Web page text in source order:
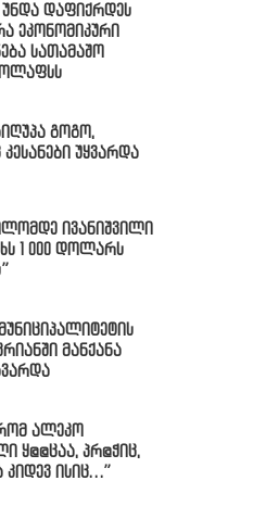
დაფიქრდეს
ეკონომიკური
სათამაშო
გოგო,
უყვარდა
ივანიშვილი
1 000 დოლარს
მანქანა
ალეკო
ყ@@ცაა, პრ@ჭიც,
კიდევ ისიც…”